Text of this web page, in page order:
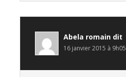
Abela romain dit
16 janvier 2015 à 9h05